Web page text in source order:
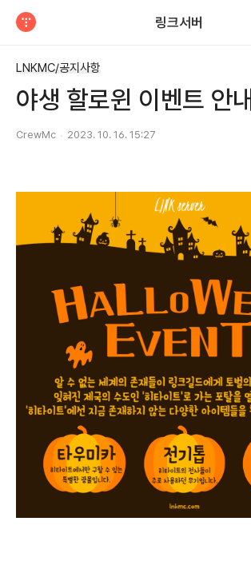
링크서버
LNKMC/공지사항
야생 할로윈 이벤트 안내
CrewMc 2023. 10. 16. 15:27